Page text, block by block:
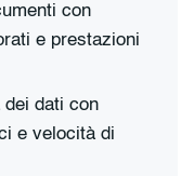
con
e prestazioni
dei dati con
e velocità di